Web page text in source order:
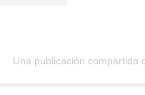
Una publicación compartida